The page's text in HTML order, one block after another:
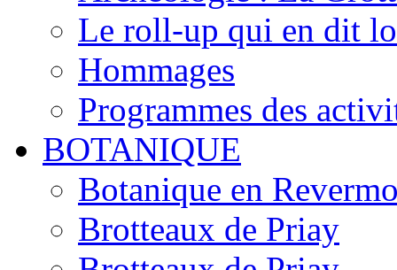
Le roll-up qui en dit
Hommages
Programmes des
BOTANIQUE
Botanique en
Brotteaux de Priay